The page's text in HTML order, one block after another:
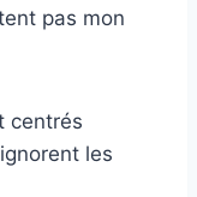
pas mon
centrés
les